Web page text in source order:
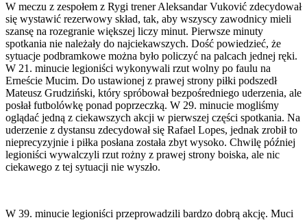
W meczu z zespołem z Rygi trener Aleksandar Vuković zdecydował
się wystawić rezerwowy skład, tak, aby wszyscy zawodnicy mieli
szansę na rozegranie większej liczy minut. Pierwsze minuty
spotkania nie należały do najciekawszych. Dość powiedzieć, że
sytuacje podbramkowe można było policzyć na palcach jednej ręki.
W 21. minucie legioniści wykonywali rzut wolny po faulu na
Erneście Mucim. Do ustawionej z prawej strony piłki podszedł
Mateusz Grudziński, który spróbował bezpośredniego uderzenia, ale
posłał futbolówkę ponad poprzeczką. W 29. minucie mogliśmy
oglądać jedną z ciekawszych akcji w pierwszej części spotkania. Na
uderzenie z dystansu zdecydował się Rafael Lopes, jednak zrobił to
nieprecyzyjnie i piłka posłana została zbyt wysoko. Chwilę później
legioniści wywalczyli rzut rożny z prawej strony boiska, ale nic
ciekawego z tej sytuacji nie wyszło.
W 39. minucie legioniści przeprowadzili bardzo dobrą akcję. Muci